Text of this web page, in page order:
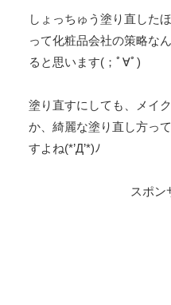
しょっちゅう塗り直した
って化粧品会社の策略な
ると思います(；ﾟ∀ﾟ)
塗り直すにしても、メイ
か、綺麗な塗り直し方っ
すよね(*’Д’*)ﾉ
スポン